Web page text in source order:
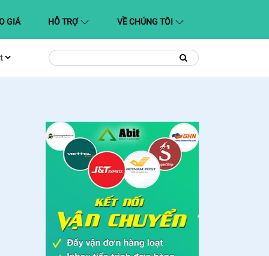
GIÁ HỖ TRỢ VỀ CHÚNG TÔI
Tìm
kiếm:
Tìm
kiếm